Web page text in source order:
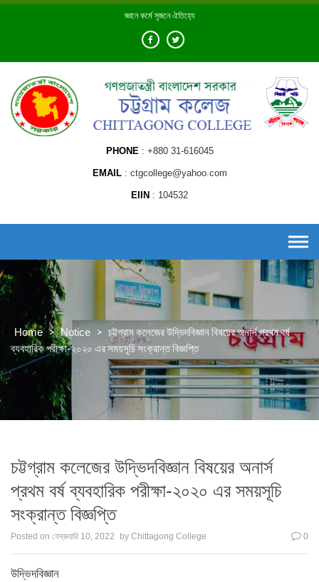
Skip
জ্ঞানে কর্মে সৃজনে ঐতিহ্যে
PHONE +880 31-616045
EMAIL ctgcollege@yahoo.com
EIIN 104532
Home > Notice > চট্টগ্রাম কলেজের উদ্ভিদবিজ্ঞান বিষয়ের অনার্স প্রথম বর্ষ
ব্যবহারিক পরীক্ষা-২০২০ এর সময়সূচি সংক্রান্ত বিজ্ঞপ্তি
চট্টগ্রাম কলেজের উদ্ভিদবিজ্ঞান বিষয়ের অনার্স
প্রথম বর্ষ ব্যবহারিক পরীক্ষা-২০২০ এর সময়সূচি
সংক্রান্ত বিজ্ঞপ্তি
Posted on ফেব্রুয়ারি 10, 2022 by Chittagong College 0
উদ্ভিদবিজ্ঞান